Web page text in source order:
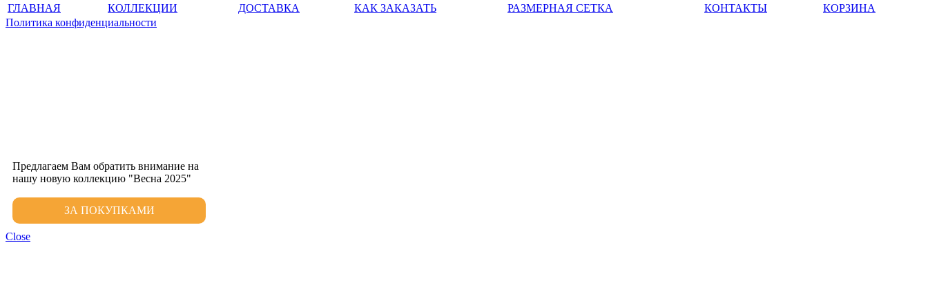
ГЛАВНАЯ
КОЛЛЕКЦИИ ДОСТАВКА КАК ЗАКАЗАТЬ РАЗМЕРНАЯ СЕТКА КОНТАКТЫ
КОРЗИНА
Политика конфиденциальности
Предлагаем Вам обратить внимание на
нашу новую коллекцию "Весна 2025"
ЗА ПОКУПКАМИ
Close